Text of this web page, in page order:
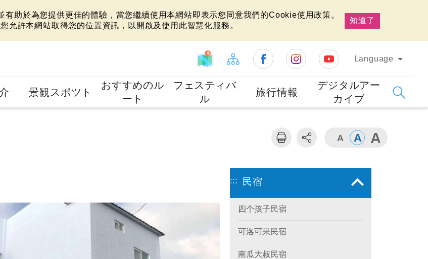
助於為您提供更佳的體驗，當您繼續使用本網站即表示您同意我們的Cookie使用政策。
允許本網站取得您的位置資訊，以開啟及使用此智慧化服務。
知道了
Language
景観スポツト
おすすめのル
ート
フェスティバ
ル
旅行情報
デジタルアー
カイブ
::: 民宿
四个孩子民宿
可洛可呆民宿
南瓜大叔民宿